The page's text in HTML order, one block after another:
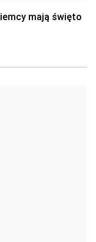
mają święto